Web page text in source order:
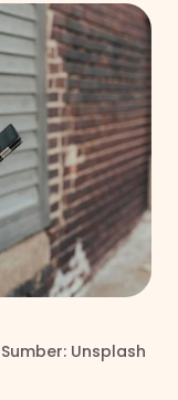
                                                                  Sumber: Unsplash